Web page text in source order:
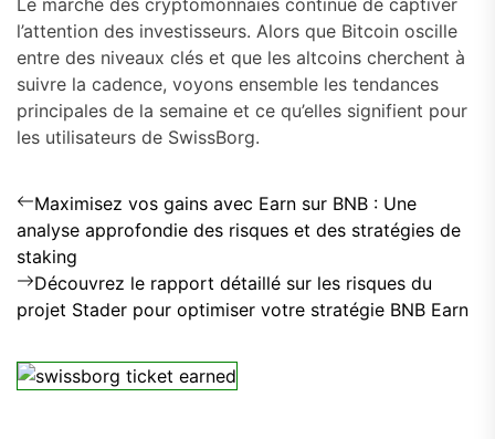
l’attention des investisseurs. Alors que Bitcoin oscille
entre des niveaux clés et que les altcoins cherchent à
suivre la cadence, voyons ensemble les tendances
principales de la semaine et ce qu’elles signifient pour
les utilisateurs de SwissBorg.
Navigation
de
l’article
Previous
post:
Maximisez vos gains avec Earn sur BNB : Une
analyse approfondie des risques et des stratégies de
staking
Next
post:
Découvrez le rapport détaillé sur les risques du
projet Stader pour optimiser votre stratégie BNB Earn